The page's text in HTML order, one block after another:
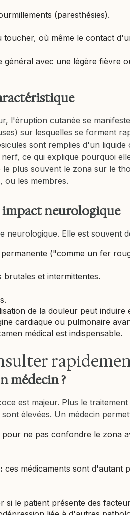
(paresthésies).
toucher, où même le contact
général avec une légère fièvre
l'éruption cutanée se
sur lesquelles se forment
sont remplies d'un
ce qui explique pourquoi
plus souvent le zona sur le
ou les membres.
impact neurologique
neurologique. Elle est souvent
("comme un fer
brutales et intermittentes.
de la douleur peut
cardiaque ou pulmonaire
médical est indispensable.
médecin ?
est majeur. Plus le
élevées. Un médecin
pour ne pas confondre le zona
ces médicaments sont d'autant
si le patient présente des